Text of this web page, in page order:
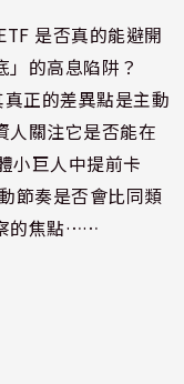
是否真的能避開
」的高息陷阱？
正的差異點是主動
人關注它是否能在
小巨人中提前卡
節奏是否會比同類
的焦點……